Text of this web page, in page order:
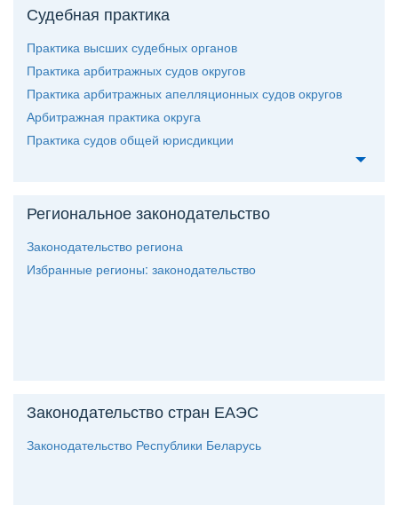
Судебная практика
Практика высших судебных органо
Практика арбитражных судов округо
Практика арбитражных апелляционных судов округо
Арбитражная практика округа
Практика судов общей юрисдикции
Региональное законодательство
Законодательство региона
Избранные регионы: законодательство
Законодательство стран ЕАЭС
Законодательство Республики Беларусь